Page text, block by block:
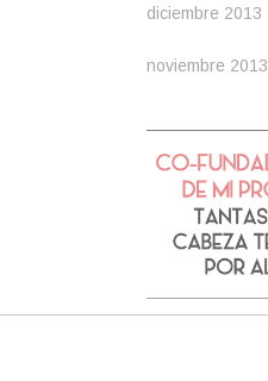
diciembre 2013
noviembre 2013